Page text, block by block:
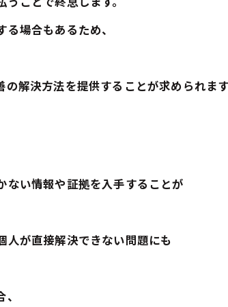
場合もあるため、
解決方法を提供することが求められま
ない情報や証拠を入手することが
人が直接解決できない問題にも